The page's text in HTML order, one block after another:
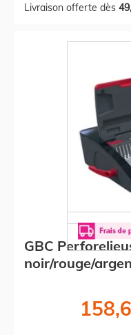
Livraison offerte dès
GBC
noir/rouge/